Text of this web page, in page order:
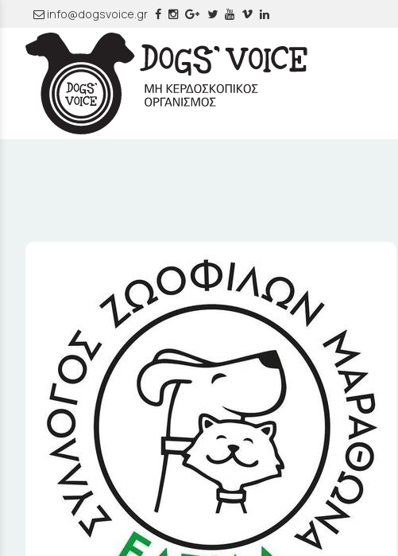
info@dogsvoice.gr